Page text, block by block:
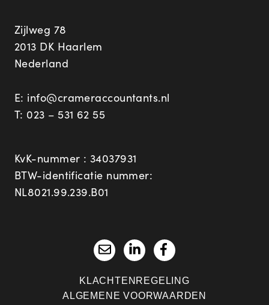
Zijlweg 78
2013 DK Haarlem
Nederland
E: info@crameraccountants.nl
T: 023 – 531 62 55
KvK-nummer : 34037931
BTW-identificatie nummer:
NL8021.99.239.B01
KLACHTENREGELING
ALGEMENE VOORWAARDEN